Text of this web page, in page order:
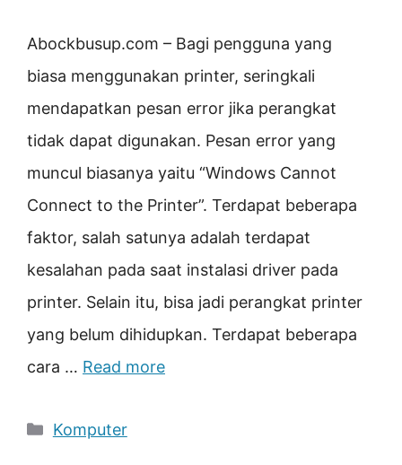
Abockbusup.com – Bagi pengguna yang
biasa menggunakan printer, seringkali
mendapatkan pesan error jika perangkat
tidak dapat digunakan. Pesan error yang
muncul biasanya yaitu “Windows Cannot
Connect to the Printer”. Terdapat beberapa
faktor, salah satunya adalah terdapat
kesalahan pada saat instalasi driver pada
printer. Selain itu, bisa jadi perangkat printer
yang belum dihidupkan. Terdapat beberapa
cara … Read more
Categories
Komputer